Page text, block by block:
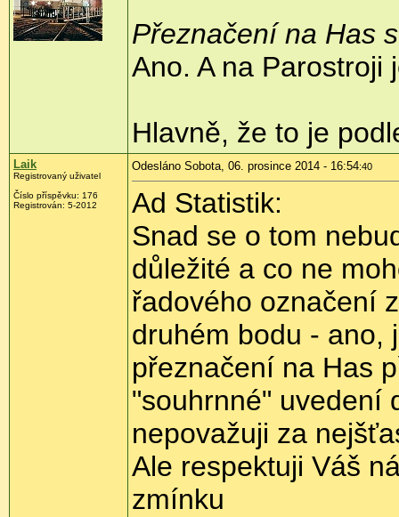
Přeznačení na Has
Ano. A na Parostroji
Hlavně, že to je
Laik
Registrovaný uživatel
Číslo příspěvku: 176
Registrován: 5-2012
Odesláno Sobota, 06. prosince 2014 - 16:54:40
Ad Statistik:
Snad se o tom
důležité a co ne
řadového označení
druhém bodu - ano,
přeznačení na Has
"souhrnné" uvedení
nepovažuji za
Ale respektuji Váš
zmínku